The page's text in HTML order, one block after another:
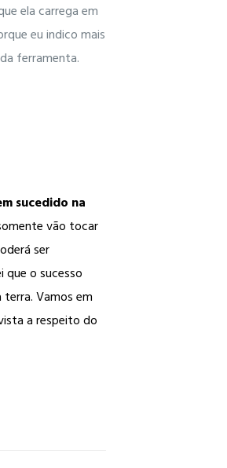
ela carrega em
eu indico mais
ferramenta.
sucedido na
vão tocar
ser
o sucesso
Vamos em
a respeito do